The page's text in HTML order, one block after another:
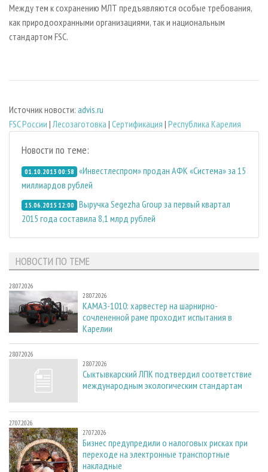
Между тем к сохранению МЛТ предъявляются особые требования,
как природоохранными организациями, так и национальным
стандартом FSC.
Источник новости: advis.ru
FSC России |Лесозаготовка | Сертификация | Республика Карелия
Новости по теме:
01.10.2013 00:58 «Инвестлеспром» продан АФК «Система» за 15
миллиардов рублей
15.06.2015 12:00 Выручка Segezha Group за первый квартал
2015 года составила 8,1 млрд рублей
НОВОСТИ ПО ТЕМЕ
28.07.2026
28.07.2026
КАМАЗ-1010: харвестер на шарнирно-
сочлененной раме проходит испытания в
Карелии
28.07.2026
28.07.2026
Сыктывкарский ЛПК подтвердил соответствие
международным экологическим стандартам
27.07.2026
27.07.2026
Бизнес предупредили о налоговых рисках при
переходе на электронные транспортные
накладные